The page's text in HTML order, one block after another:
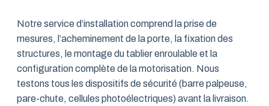
Notre service d’installation comprend la prise de
mesures, l’acheminement de la porte, la fixation des
structures, le montage du tablier enroulable et la
configuration complète de la motorisation. Nous
testons tous les dispositifs de sécurité (barre palpeuse,
pare-chute, cellules photoélectriques) avant la livraison.